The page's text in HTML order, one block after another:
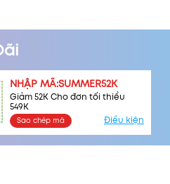
NHẬP MÃ:SUMMER52K
Giảm 52K Cho đơn tối thiểu
549K
Sao chép mã Điều kiện